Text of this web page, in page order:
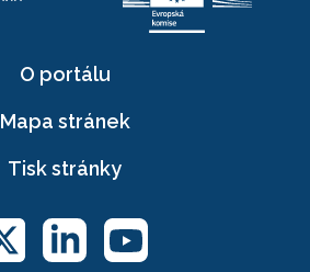
O portálu
Mapa stránek
Tisk stránky